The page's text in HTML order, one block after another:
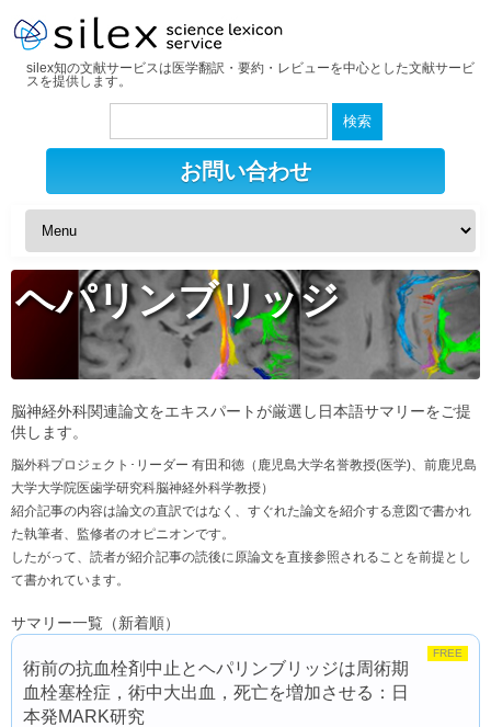
silex知の文献サービスは医学翻訳・要約・レビューを中心とした文献サービ
スを提供します。
検
お問い合わせ
ヘパリンブリッジ
脳神経外科関連論文をエキスパートが厳選し日本語サマリーをご提
供します。
脳外科プロジェクト･リーダー 有田和徳（鹿児島大学名誉教授(医学)、前鹿児島
大学大学院医歯学研究科脳神経外科学教授）
紹介記事の内容は論文の直訳ではなく、すぐれた論文を紹介する意図で書かれ
た執筆者、監修者のオピニオンです。
したがって、読者が紹介記事の読後に原論文を直接参照されることを前提とし
て書かれています。
サマリー一覧（新着順）
術前の抗血栓剤中止とヘパリンブリッジは周術期
血栓塞栓症，術中大出血，死亡を増加させる：日
本発MARK研究
FREE